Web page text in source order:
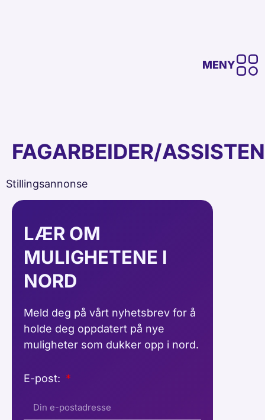
MENY
FAGARBEIDER/
Stillingsannonse
LÆR OM
MULIGHETENE I
NORD
Meld deg på vårt nyhetsbrev for å
holde deg oppdatert på nye
muligheter som dukker opp i nord.
E-post: